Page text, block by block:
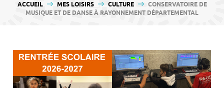
VOUS ÊTES ICI :
ACCUEIL MES LOISIRS CULTURE
CONSERVATOIRE DE
MUSIQUE ET DE DANSE À RAYONNEMENT DÉPARTEMENTAL